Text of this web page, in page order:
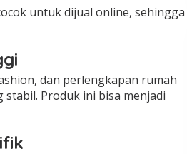
untuk dijual online, sehingga
dan perlengkapan rumah
Produk ini bisa menjadi